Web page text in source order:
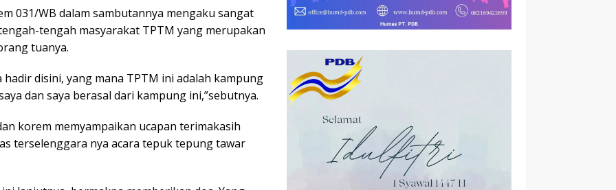
031/WB dalam sambutannya mengaku sangat
tengah masyarakat TPTM yang merupakan
tuanya.
hadir disini, yang mana TPTM ini adalah kampung
dan saya berasal dari kampung ini,”sebutnya.
korem memyampaikan ucapan terimakasih
terselenggara nya acara tepuk tepung tawar